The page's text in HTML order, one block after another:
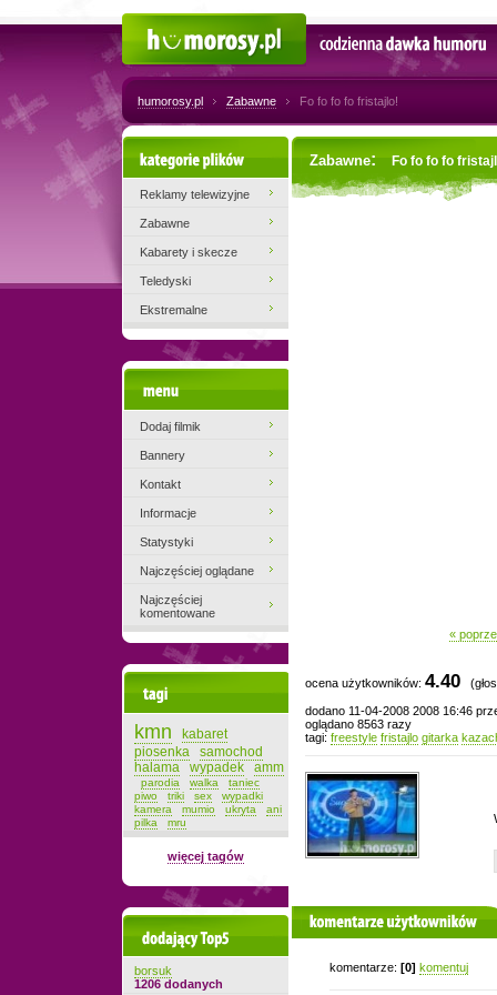
Codzienna dawka humoru
humorosy.pl Zabawne Fo fo fo fo fristajlo!
Zabawne: Fo fo fo fo
«
ocena użytkowników: 4.40
dodano 11-04-2008 2008 16:46
oglądano 8563 razy
tagi: freestyle fristajlo gitarka
komentarze użytkowników
komentarze: [0] komentuj
Kategorie plików
Reklamy telewizyjne
Zabawne
Kabarety i skecze
Teledyski
Ekstremalne
Dodaj filmik
Bannery
Kontakt
Informacje
Statystyki
Najczęściej oglądane
Najczęściej
komentowane
kmn
kabaret
piosenka
samochod
halama
wypadek amm
parodia walka
taniec
piwo
triki sex
wypadki
kamera
mumio ukryta
ani
pilka
mru
więcej tagów
Dodający top-5
borsuk
1206 dodanych